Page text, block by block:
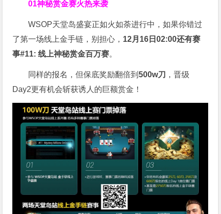
01神秘赏金赛火热来袭
WSOP天堂岛盛宴正如火如荼进行中，如果你错过
了第一场线上金手链，别担心， 12月16日02:00还有赛
事#11: 线上神秘赏金百万赛。
同样的报名，但保底奖励翻倍到500w刀 ，晋级
Day2更有机会斩获诱人的巨额赏金！